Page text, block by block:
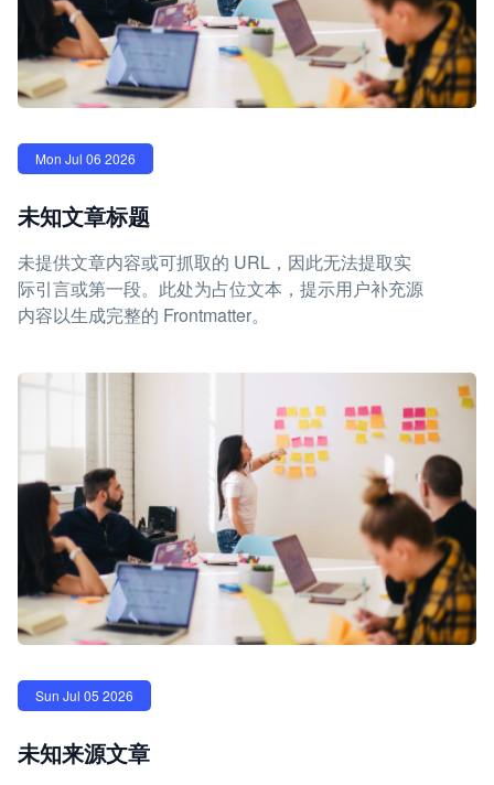
Mon Jul 06 2026
未知文章标题
未提供文章内容或可抓取的 URL，因此无法提取实
际引言或第一段。此处为占位文本，提示用户补充源
内容以生成完整的 Frontmatter。
Sun Jul 05 2026
未知来源文章